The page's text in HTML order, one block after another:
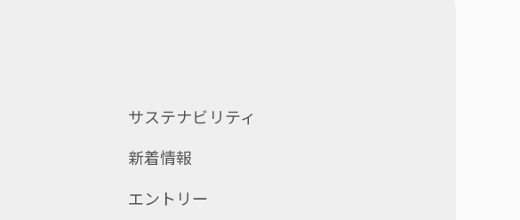
サステナビリティ
新着情報
エントリー